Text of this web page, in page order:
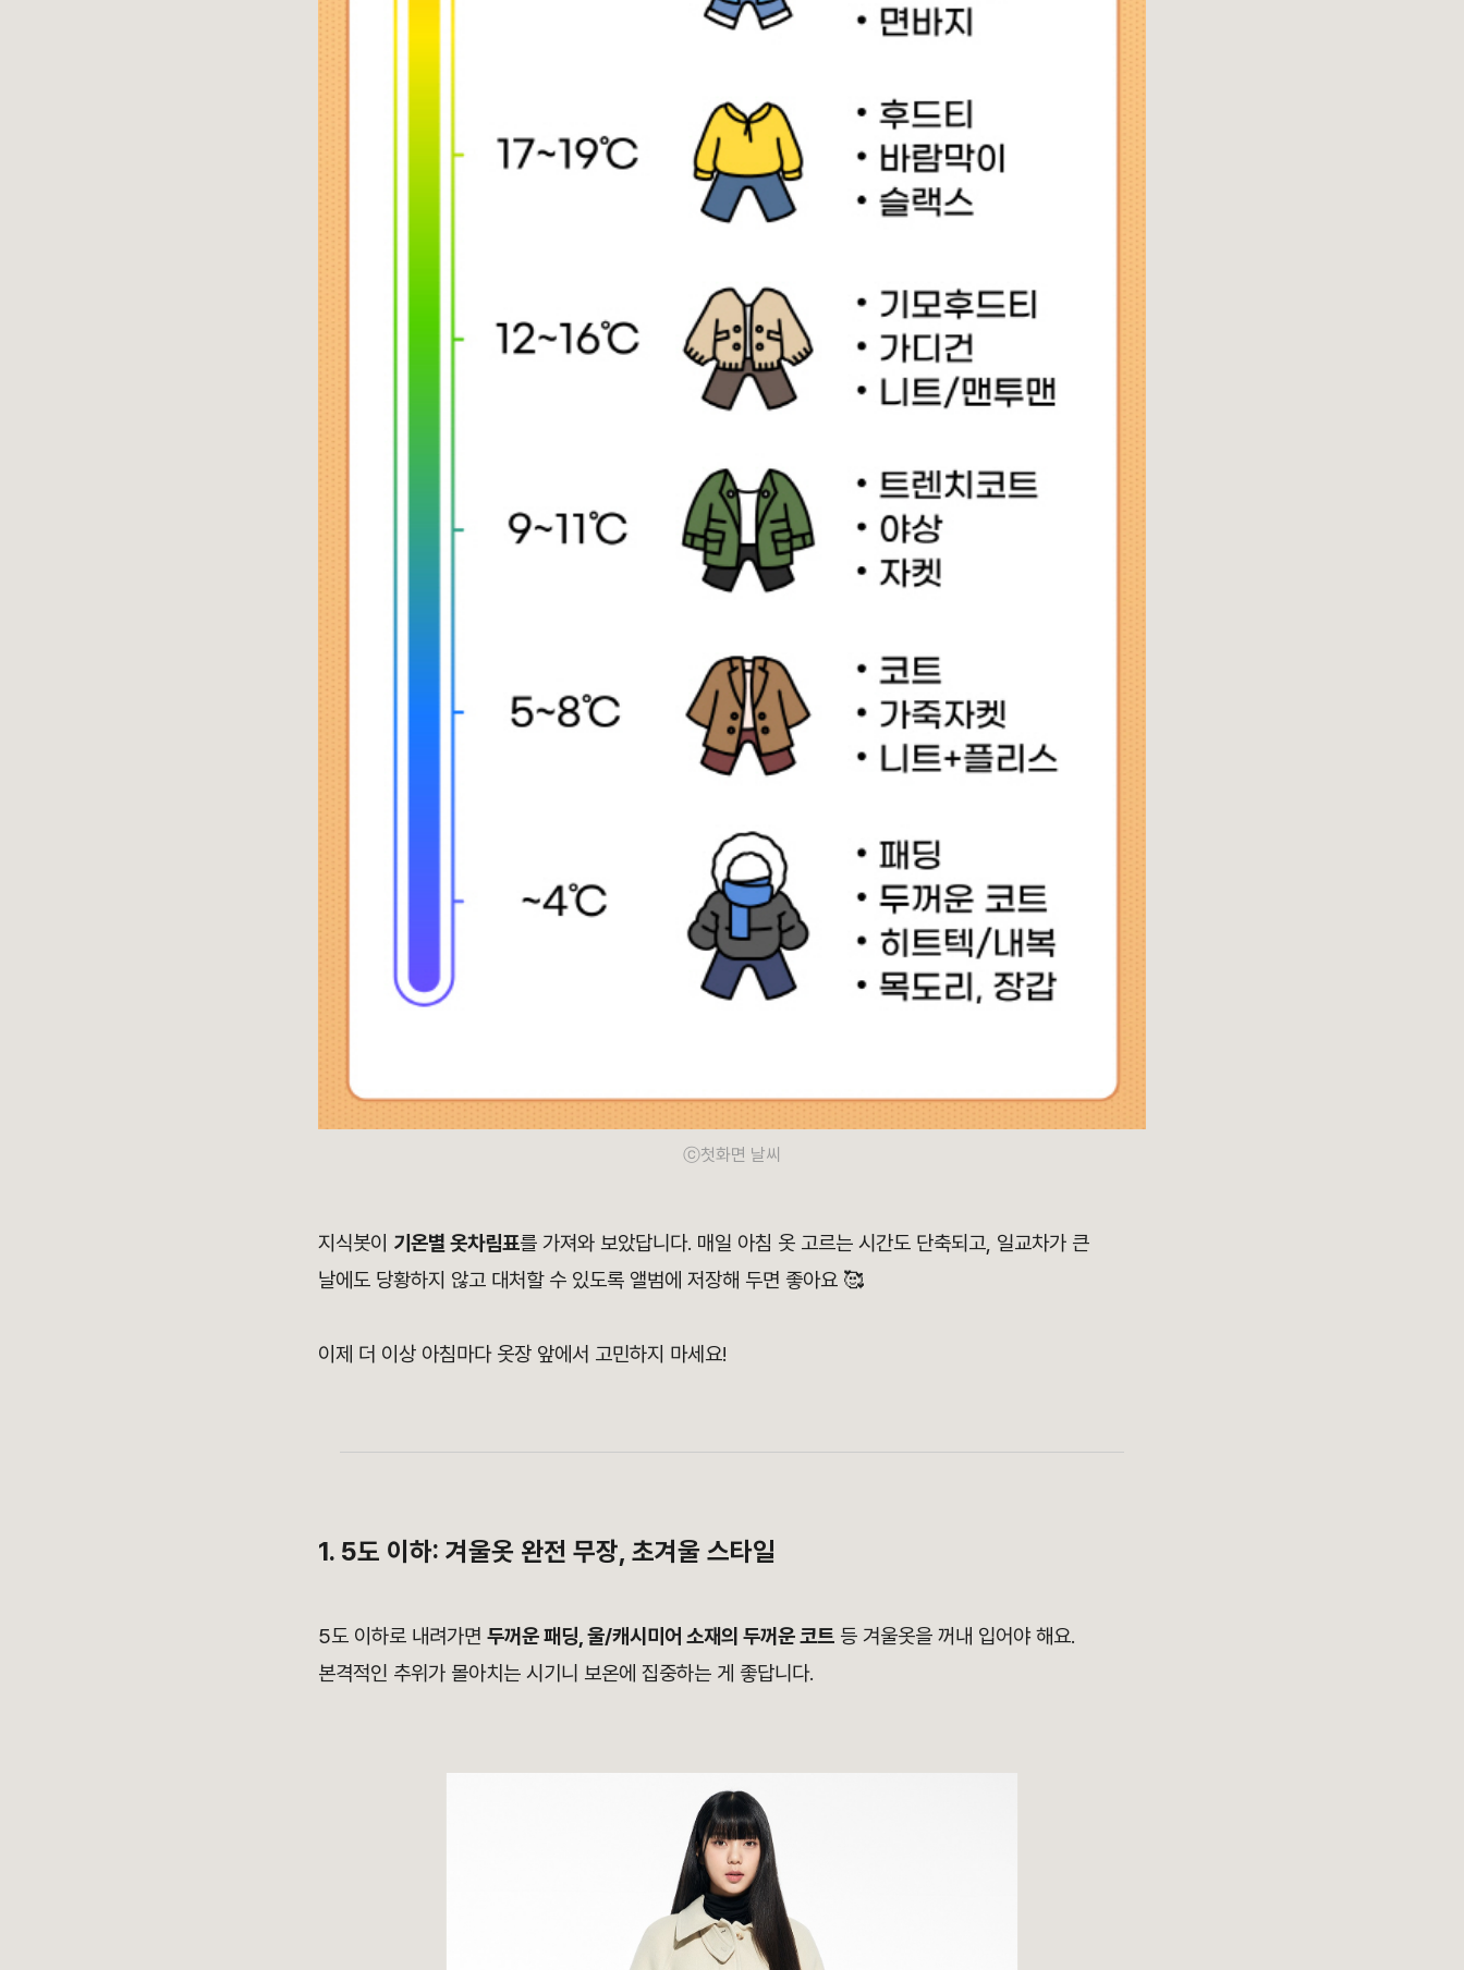
ⓒ첫화면 날씨
지식봇이 기온별 옷차림표를 가져와 보았답니다. 매일 아침 옷 고르는 시간도 단축되고, 일교차가 큰
날에도 당황하지 않고 대처할 수 있도록 앨범에 저장해 두면 좋아요 🥰
이제 더 이상 아침마다 옷장 앞에서 고민하지 마세요!
1. 5도 이하: 겨울옷 완전 무장, 초겨울 스타일
5도 이하로 내려가면 두꺼운 패딩, 울/캐시미어 소재의 두꺼운 코트 등 겨울옷을 꺼내 입어야 해요.
본격적인 추위가 몰아치는 시기니 보온에 집중하는 게 좋답니다.